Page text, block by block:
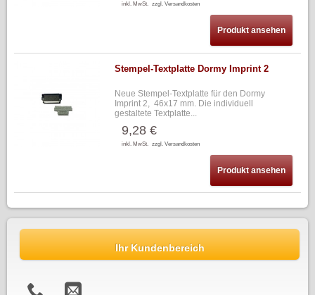
inkl. MwSt. zzgl. Versandkosten
Produkt ansehen
Stempel-Textplatte Dormy Imprint 2
Neue Stempel-Textplatte für den Dormy
Imprint 2, 46x17 mm. Die individuell
gestaltete Textplatte...
9,28 €
inkl. MwSt. zzgl. Versandkosten
Produkt ansehen
Ihr Kundenbereich